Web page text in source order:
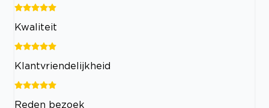
Kwaliteit
Klantvriendelijkheid
Reden bezoek